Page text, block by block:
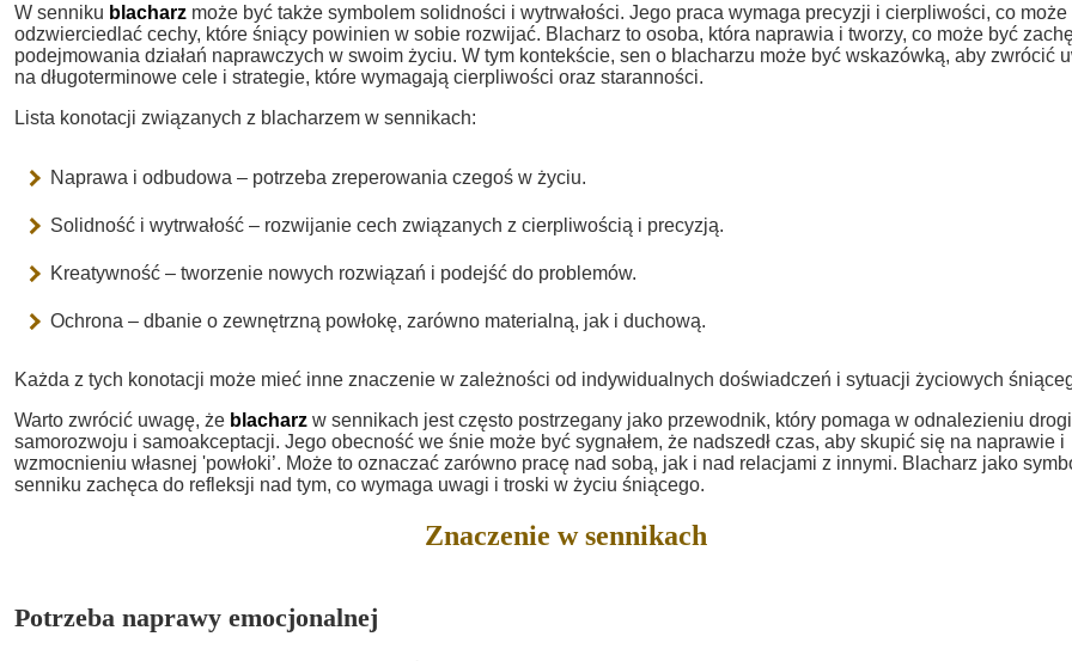
W senniku blacharz może być także symbolem solidności i wytrwałości. Jego praca wymaga precyzji i cierpliwości, co może
odzwierciedlać cechy, które śniący powinien w sobie rozwijać. Blacharz to osoba, która naprawia i tworzy, co może być
podejmowania działań naprawczych w swoim życiu. W tym kontekście, sen o blacharzu może być wskazówką, aby zwrócić
na długoterminowe cele i strategie, które wymagają cierpliwości oraz staranności.
Lista konotacji związanych z blacharzem w sennikach:
Naprawa i odbudowa – potrzeba zreperowania czegoś w życiu.
Solidność i wytrwałość – rozwijanie cech związanych z cierpliwością i precyzją.
Kreatywność – tworzenie nowych rozwiązań i podejść do problemów.
Ochrona – dbanie o zewnętrzną powłokę, zarówno materialną, jak i duchową.
Każda z tych konotacji może mieć inne znaczenie w zależności od indywidualnych doświadczeń i sytuacji życiowych
Warto zwrócić uwagę, że blacharz w sennikach jest często postrzegany jako przewodnik, który pomaga w odnalezieniu
samorozwoju i samoakceptacji. Jego obecność we śnie może być sygnałem, że nadszedł czas, aby skupić się na naprawie i
wzmocnieniu własnej 'powłoki’. Może to oznaczać zarówno pracę nad sobą, jak i nad relacjami z innymi. Blacharz jako
senniku zachęca do refleksji nad tym, co wymaga uwagi i troski w życiu śniącego.
Znaczenie w sennikach
Potrzeba naprawy emocjonalnej